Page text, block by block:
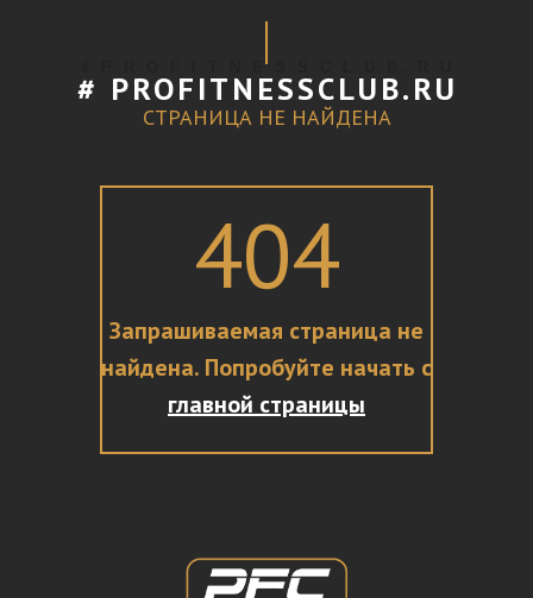
404
Запрашиваемая страница не
найдена. Попробуйте начать с
главной страницы
# P R O F I T N E S S C L U B. R U
СТРАНИЦА НЕ НАЙДЕНА
# PROFITNESSCLUB.RU